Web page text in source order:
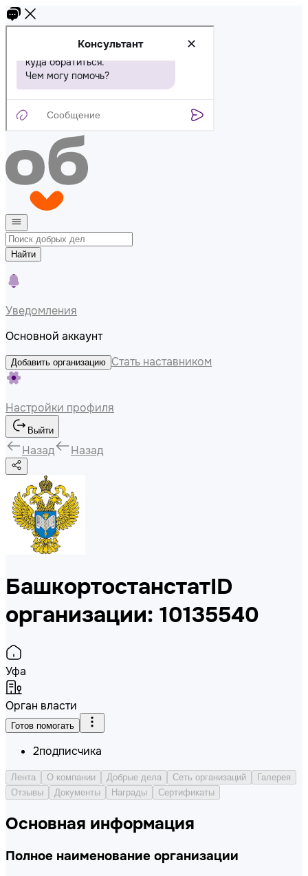
Найти
Уведомления
Основной аккаунт
Добавить организацию Стать наставником
Настройки профиля
Выйти
Назад Назад
БашкортостанстатID
организации: 10135540
Уфа
Орган власти
Готов помогать
2подписчика
Лента О компании Добрые дела Сеть организаций
Галерея
Отзывы
Документы Награды Сертификаты
Основная информация
Полное наименование организации